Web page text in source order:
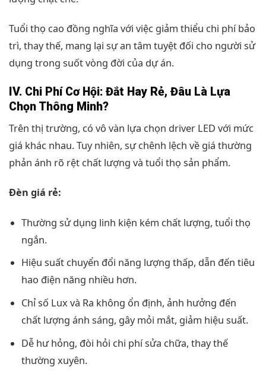
Tuổi thọ cao đồng nghĩa với việc giảm thiểu chi phí bảo
trì, thay thế, mang lại sự an tâm tuyệt đối cho người sử
dụng trong suốt vòng đời của dự án.
IV. Chi Phí Cơ Hội: Đắt Hay Rẻ, Đâu Là Lựa
Chọn Thông Minh?
Trên thị trường, có vô vàn lựa chọn driver LED với mức
giá khác nhau. Tuy nhiên, sự chênh lệch về giá thường
phản ánh rõ rệt chất lượng và tuổi thọ sản phẩm.
Đèn giá rẻ:
Thường sử dụng linh kiện kém chất lượng, tuổi thọ
ngắn.
Hiệu suất chuyển đổi năng lượng thấp, dẫn đến tiêu
hao điện năng nhiều hơn.
Chỉ số Lux và Ra không ổn định, ảnh hưởng đến
chất lượng ánh sáng, gây mỏi mắt, giảm hiệu suất.
Dễ hư hỏng, đòi hỏi chi phí sửa chữa, thay thế
thường xuyên.